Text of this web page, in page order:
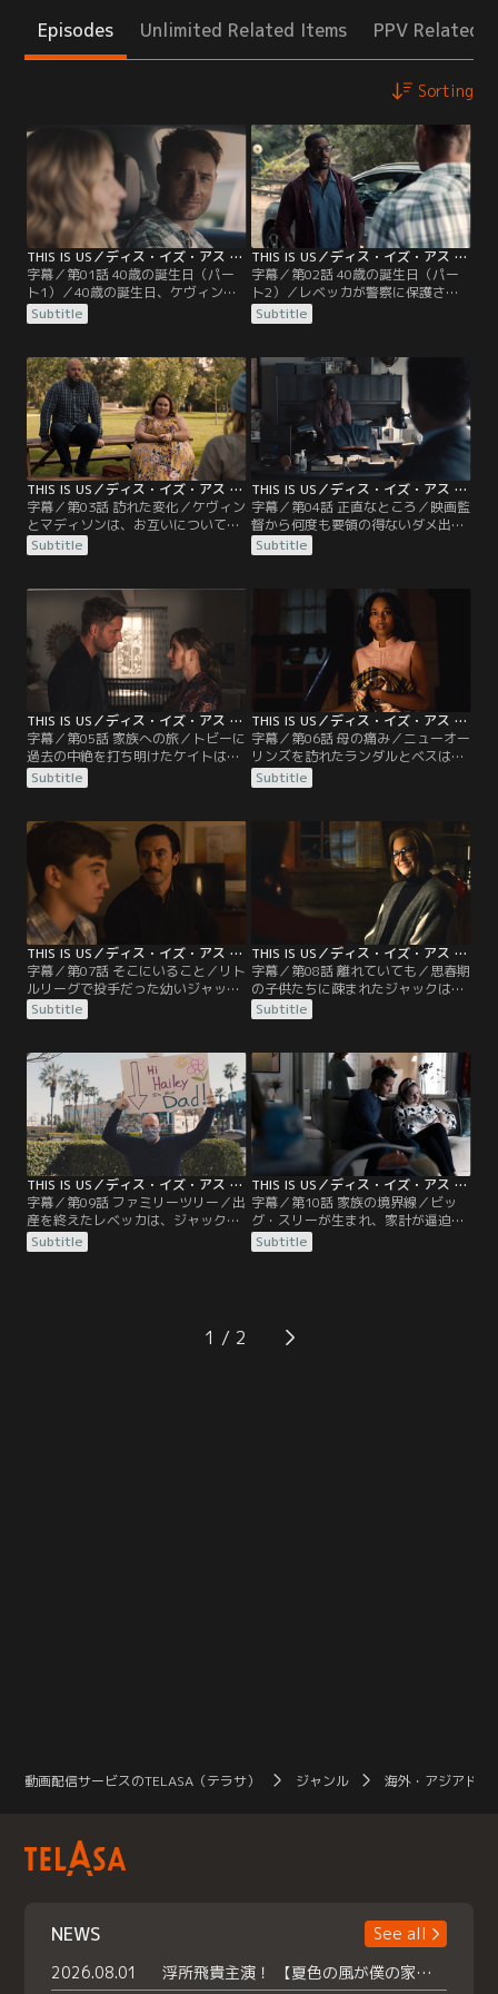
Episodes Unlimited Related Items PPV Related
Sorting
THIS IS US／ディス・イズ・アス シーズン5 第01話／字幕
字幕／第01話 40歳の誕生日（パー
ト1）／40歳の誕生日、ケヴィンと
ケイトは、山荘にこもっているレベ
ッカに会いに行くが、ケヴィンと大
過ごす。そんな中で勃発したジョー
ジ・フロイド事件。ランダルは、自
分の存在について深く考えていた。
一方、ケーキを買いに出かけたレベ
ッカが一向に戻ってこず心配するケ
イトは…。
Subtitle
THIS IS US／ディス・イズ・アス シーズン5 第02話／字幕
字幕／第02話 40歳の誕生日（パー
ト2）／レベッカが警察に保護され
て帰宅。山荘に駆けつけたランダル
は、いつもと様子が違った。心配す
想いを打ち明ける。ケヴィンはラン
ダルと仲直りしようと歩み寄るが、
心を閉ざしたランダルは山荘を去
る。一方、出産後の痛みに苦しむロ
ーレルのため、ドラッグを入手する
ことにしたウィリアムだが…。
Subtitle
THIS IS US／ディス・イズ・アス シーズン5 第03話／字幕
字幕／第03話 訪れた変化／ケヴィン
とマディソンは、お互いについて語
り合うことで距離を縮める。ランダ
ルとベスは、テスがノンバイナリー
プしていたことが分かり、戸惑いな
がらも指導。ケイトとトビーは、養
子候補の母親エリーと顔合わせし、
お互いに好感を抱くのだが。
Subtitle
THIS IS US／ディス・イズ・アス シーズン5 第04話／字幕
字幕／第04話 正直なところ／映画監
督から何度も要領の得ないダメ出し
を受けて苛立つケヴィン。昔ランダ
ルに教えてもらった暗記カードを使
診に付き添ったケイトはある過去を
思い出す…。ランダルは、ジョギン
グウェアに着替える半裸姿がネット
上に公開されてしまう。
Subtitle
THIS IS US／ディス・イズ・アス シーズン5 第05話／字幕
字幕／第05話 家族への旅／トビーに
過去の中絶を打ち明けたケイトは、
過去を乗り越えるために、マークを
捜してサンディエゴへ向かう。一
ーバーへ。時を同じくして、ランダ
ルの元に生前のローレルを知るハイ
という人物から連絡が来るが…。
Subtitle
THIS IS US／ディス・イズ・アス シーズン5 第06話／字幕
字幕／第06話 母の痛み／ニューオー
リンズを訪れたランダルとベスは、
ハイからローレルの生い立ちを聞
く。名家に生まれたローレルはある
に惹かれ合っていくも想いはかなわ
ない。一人で町を出たローレルは、
ピッツバーグでウィリアムと出会い
ランダルを出産するが…。
Subtitle
THIS IS US／ディス・イズ・アス シーズン5 第07話／字幕
字幕／第07話 そこにいること／リト
ルリーグで投手だった幼いジャッ
ク。毎回飲酒しながら観戦する父ス
タンリーが試合に負けると機嫌が悪
いた。一方、若いケヴィンはジャッ
クとアメフト合宿へ。ジャックたち
の期待が重荷だったケヴィンは、監
督からは罵られているとジャックに
告白する。
Subtitle
THIS IS US／ディス・イズ・アス シーズン5 第08話／字幕
字幕／第08話 離れていても／思春期
の子供たちに疎まれたジャックは、
レベッカと2人で山荘で休暇を過ご
す。子供たちの愚痴ばかりのレベッ
寂しいと打ち明ける。一方、ケヴィ
ンが不在な中、マディソンの陣痛が
始まる。その頃、エリーもケイトの
立ち会いのもと女の子の出産を迎え
ることに。
Subtitle
THIS IS US／ディス・イズ・アス シーズン5 第09話／字幕
字幕／第09話 ファミリーツリー／出
産を終えたレベッカは、ジャックと
一緒に病院から帰路につく。途中あ
おり運転のドライバーとケンカしそ
だった。一方、双子の世話で疲れ始
めていたケヴィンは、しつこいパパ
Subtitle
THIS IS US／ディス・イズ・アス シーズン5 第10話／字幕
字幕／第10話 家族の境界線／ビッ
グ・スリーが生まれ、家計が逼迫す
るピアソン家。ジャックは上司たち
とのディナーに参加して昇進を狙う
って来た母親の批判的なまなざしに
居心地が悪く、完璧な夕食で見返そ
Subtitle
1
動画配信サービスのTELASA（テラサ） ジャンル 海外・アジアドラ
NEWS
See all
2026.08.01
浮所飛貴主演！ 【夏色の風が僕の家にやってきた】 本日よりテラサで独占配信スタート！